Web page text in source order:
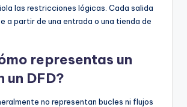
las restricciones lógicas. Cada salida
a partir de una entrada o una tienda de
representas un
un DFD?
no representan bucles ni flujos